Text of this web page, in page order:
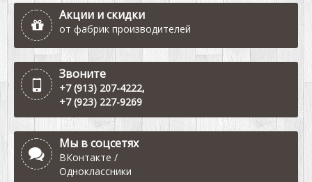
Акции и скидки
от фабрик производителей
Звоните
+7 (913) 207-4222,
+7 (923) 227-9269
Мы в соцсетях
ВКонтакте /
Одноклассники